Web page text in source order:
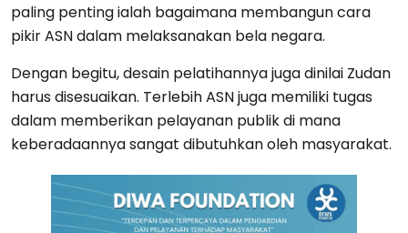
paling penting ialah bagaimana membangun cara
pikir ASN dalam melaksanakan bela negara.
Dengan begitu, desain pelatihannya juga dinilai Zudan
harus disesuaikan. Terlebih ASN juga memiliki tugas
dalam memberikan pelayanan publik di mana
keberadaannya sangat dibutuhkan oleh masyarakat.